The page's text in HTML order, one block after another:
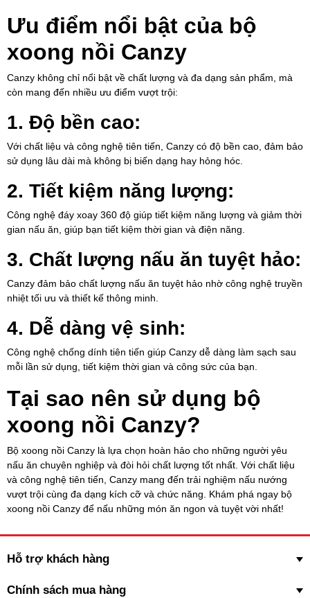
Ưu điểm nổi bật của bộ
xoong nồi Canzy
Canzy không chỉ nổi bật về chất lượng và đa dạng sản phẩm, mà
còn mang đến nhiều ưu điểm vượt trội:
1. Độ bền cao:
Với chất liệu và công nghệ tiên tiến, Canzy có độ bền cao, đảm bảo
sử dụng lâu dài mà không bị biến dạng hay hỏng hóc.
2. Tiết kiệm năng lượng:
Công nghệ đáy xoay 360 độ giúp tiết kiệm năng lượng và giảm thời
gian nấu ăn, giúp bạn tiết kiệm thời gian và điện năng.
3. Chất lượng nấu ăn tuyệt hảo:
Canzy đảm bảo chất lượng nấu ăn tuyệt hảo nhờ công nghệ truyền
nhiệt tối ưu và thiết kế thông minh.
4. Dễ dàng vệ sinh:
Công nghệ chống dính tiên tiến giúp Canzy dễ dàng làm sạch sau
mỗi lần sử dụng, tiết kiệm thời gian và công sức của bạn.
Tại sao nên sử dụng bộ
xoong nồi Canzy?
Bộ xoong nồi Canzy là lựa chọn hoàn hảo cho những người yêu
nấu ăn chuyên nghiệp và đòi hỏi chất lượng tốt nhất. Với chất liệu
và công nghệ tiên tiến, Canzy mang đến trải nghiệm nấu nướng
vượt trội cùng đa dạng kích cỡ và chức năng. Khám phá ngay bộ
xoong nồi Canzy để nấu những món ăn ngon và tuyệt vời nhất!
Hỗ trợ khách hàng
Chính sách mua hàng